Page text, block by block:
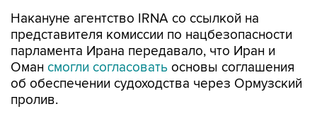
Накануне агентство IRNA со ссылкой на
представителя комиссии по нацбезопасности
парламента Ирана передавало, что Иран и
Оман смогли согласовать основы соглашения
об обеспечении судоходства через Ормузский
пролив.